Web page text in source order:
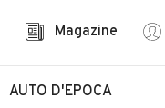
Magazine
AUTO D'EPOCA